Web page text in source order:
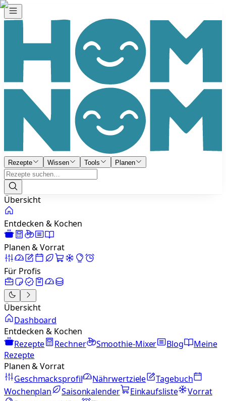
Rezepte Wissen Tools Planen
Übersicht
Entdecken & Kochen
Planen & Vorrat
Für Profis
Übersicht
Dashboard
Entdecken & Kochen
Rezepte
Rechner Smoothie-Mixer Blog
Meine
Rezepte
Planen & Vorrat
Geschmacksprofil
Nährwertziele
Tagebuch
Wochenplan
Saisonkalender Einkaufsliste
Vorrat